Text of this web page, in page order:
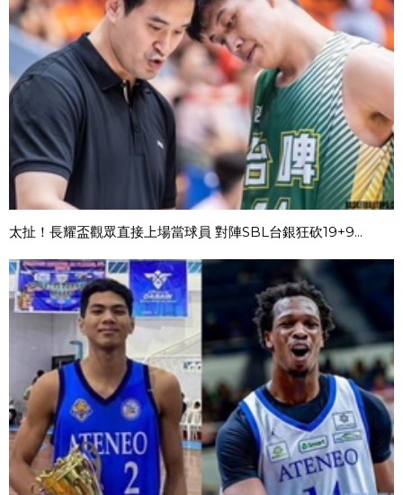
太扯！長耀盃觀眾直接上場當球員 對陣SBL台銀狂砍19+9...